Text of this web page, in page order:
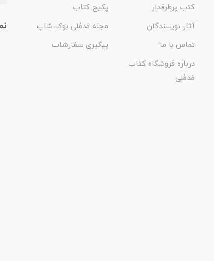
کتب پرطرفدار
پکیج کتاب
آثار نویسندگان
مجله مَدمُلی بوک شاپ
تماس با ما
پیگیری سفارشات
درباره فروشگاه کتاب
مَدمُلی